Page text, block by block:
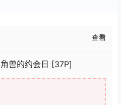
查看
兽的约会日 [37P]